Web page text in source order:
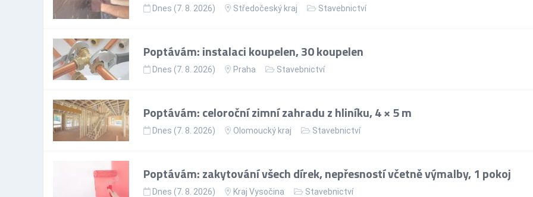
Dnes (7. 8. 2026) Středočeský kraj Stavebnictví
Poptávám: instalaci koupelen, 30 koupelen
Dnes (7. 8. 2026) Praha Stavebnictví
Poptávám: celoroční zimní zahradu z hliníku, 4 × 5 m
Dnes (7. 8. 2026) Olomoucký kraj Stavebnictví
Poptávám: zakytování všech dírek, nepřesností včetně výmalby, 1 pokoj
Dnes (7. 8. 2026) Kraj Vysočina Stavebnictví